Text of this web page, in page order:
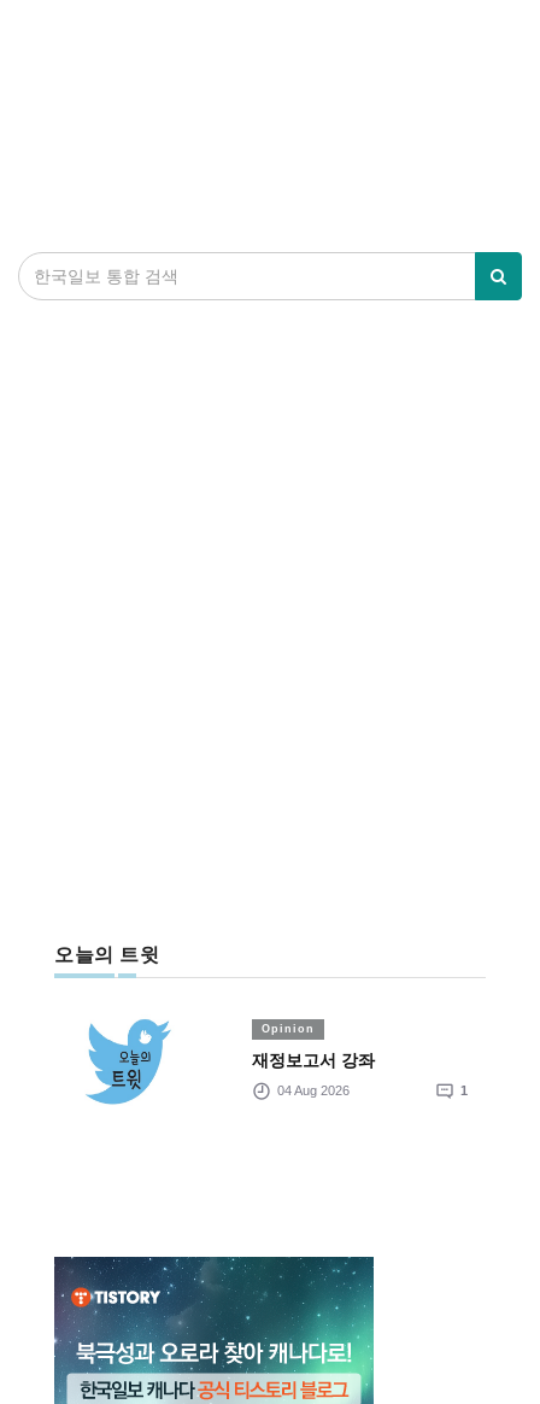
오늘의 트윗
Opinion
재정보고서 강좌
04 Aug 2026 1